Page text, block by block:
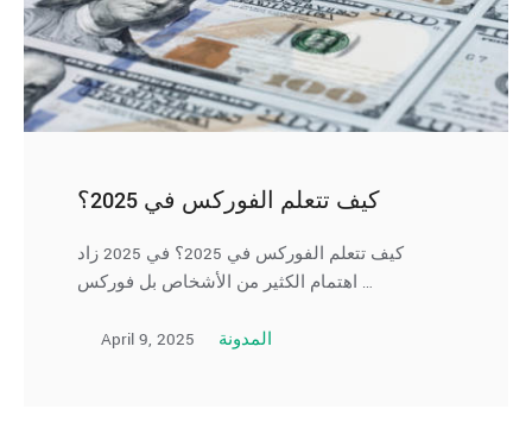
كيف تتعلم الفوركس في 2025؟
كيف تتعلم الفوركس في 2025؟ في 2025 زاد
اهتمام الكثير من الأشخاص بل فوركس …
April 9, 2025 المدونة